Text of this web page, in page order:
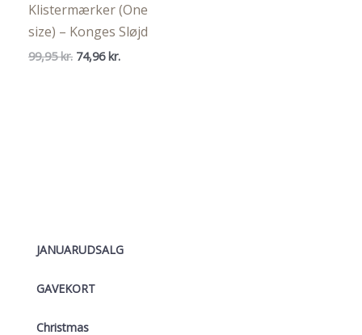
JANUARUDSALG
GAVEKORT
Christmas
Klistermærker (One
size) – Konges Sløjd
99,95kr. Den
74,96kr.Den